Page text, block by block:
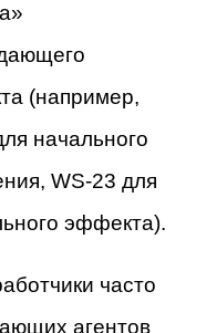
(например,
начального
WS-23 для
эффекта).
часто
агентов